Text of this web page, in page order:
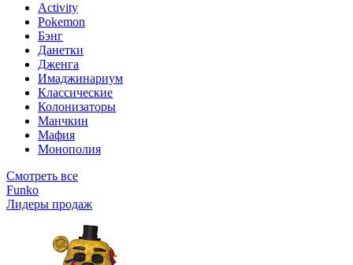
Activity
Pokemon
Бэнг
Данетки
Дженга
Имаджинариум
Классические
Колонизаторы
Манчкин
Мафия
Монополия
Смотреть все
Funko
Лидеры продаж